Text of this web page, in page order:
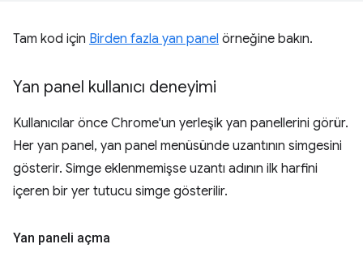
Tam kod için Birden fazla yan panel örneğine bakın.
Yan panel kullanıcı deneyimi
Kullanıcılar önce Chrome'un yerleşik yan panellerini görür.
Her yan panel, yan panel menüsünde uzantının simgesini
gösterir. Simge eklenmemişse uzantı adının ilk harfini
içeren bir yer tutucu simge gösterilir.
Yan paneli açma